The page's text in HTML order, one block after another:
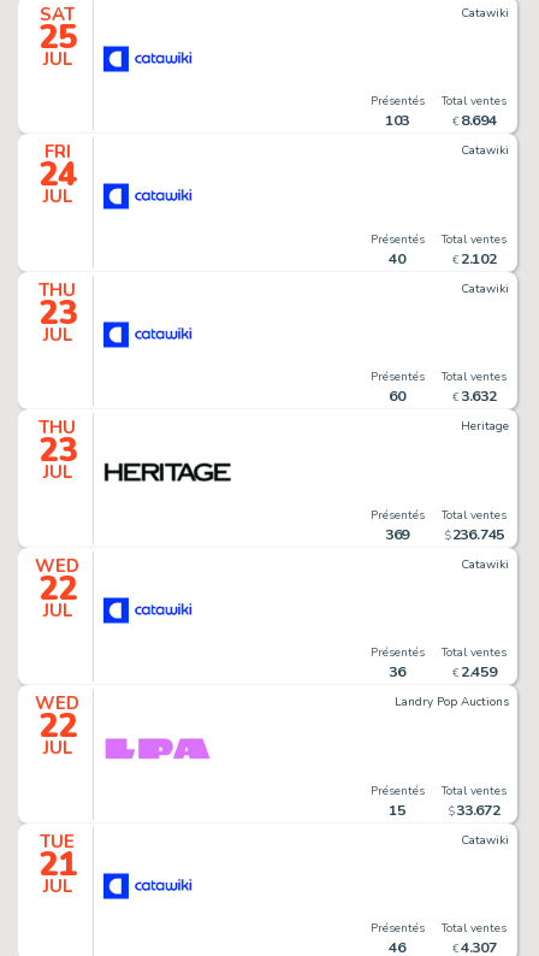
SAT
25
JUL
Catawiki
Présentés
103
Total ventes
€ 8.694
FRI
24
JUL
Catawiki
Présentés
40
Total ventes
€ 2.102
THU
23
JUL
Catawiki
Présentés
60
Total ventes
€ 3.632
THU
23
JUL
Heritage
Présentés
369
Total ventes
$236.745
WED
22
JUL
Catawiki
Présentés
36
Total ventes
€ 2.459
WED
22
JUL
Landry Pop Auctions
Présentés
15
Total ventes
$33.672
TUE
21
JUL
Catawiki
Présentés
46
Total ventes
€4.307